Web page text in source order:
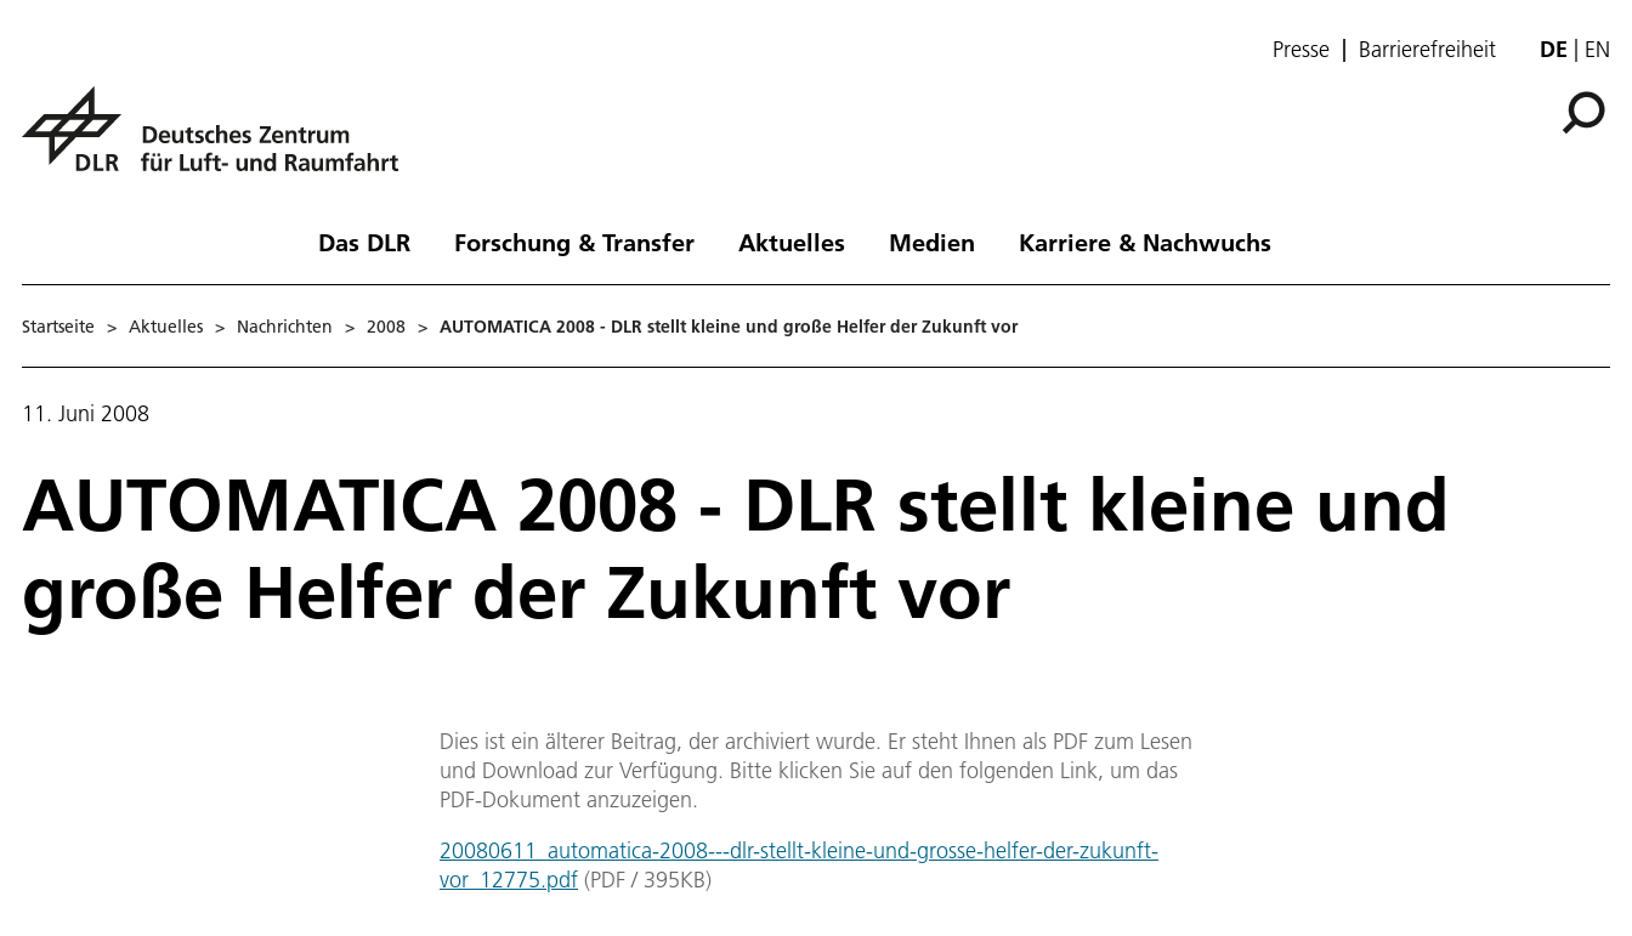
Presse Barrierefreiheit DE EN
Das DLR Forschung & Transfer Aktuelles Medien Karriere & Nachwuchs
Startseite > Aktuelles > Nachrichten > 2008 > AUTOMATICA 2008 - DLR stellt kleine und große Helfer der Zukunft vor
11. Juni 2008
AUTOMATICA 2008 - DLR stellt kleine und
große Helfer der Zukunft vor
Dies ist ein älterer Beitrag, der archiviert wurde. Er steht Ihnen als PDF zum Lesen
und Download zur Verfügung. Bitte klicken Sie auf den folgenden Link, um das
PDF-Dokument anzuzeigen.
20080611_automatica-2008---dlr-stellt-kleine-und-grosse-helfer-der-zukunft-
vor_12775.pdf (PDF / 395KB)